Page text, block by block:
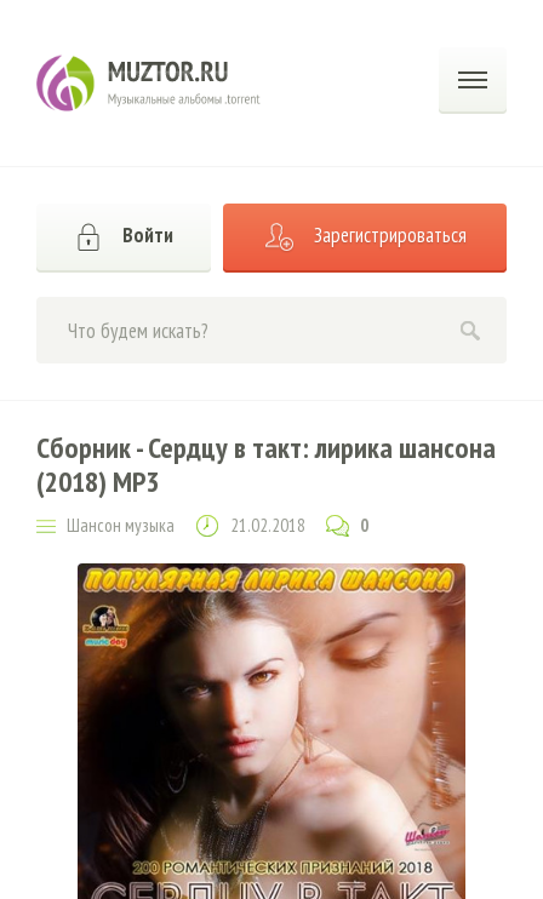
Войти Зарегистрироваться
Сборник - Сердцу в такт: лирика шансона
(2018) MP3
Шансон музыка 21.02.2018 0